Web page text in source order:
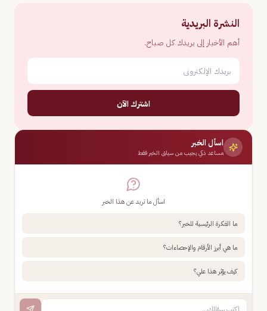
النشرة البريدية
أهم الأخبار إلى بريدك كل صباح.
اشترك الآن
اسأل الخبر
مساعد ذكي يجيب من سياق الخبر فقط
اسأل ما تريد عن هذا الخبر
ما الفكرة الرئيسية للخبر؟
ما هي أبرز الأرقام والإحصاءات؟
كيف يؤثر هذا علي؟